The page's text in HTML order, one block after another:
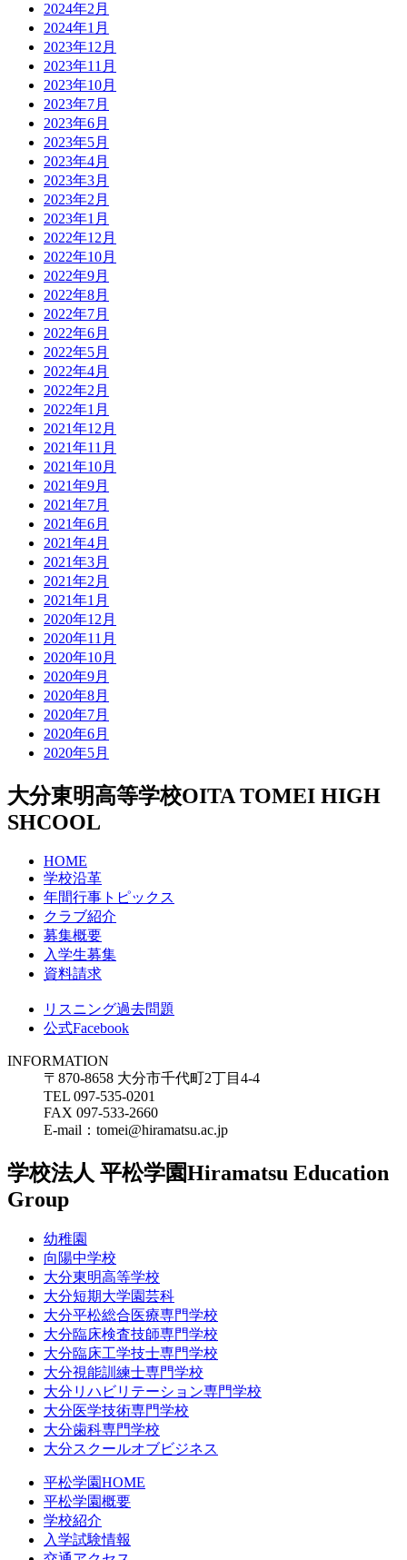
2024年2月
2024年1月
2023年12月
2023年11月
2023年10月
2023年7月
2023年6月
2023年5月
2023年4月
2023年3月
2023年2月
2023年1月
2022年12月
2022年10月
2022年9月
2022年8月
2022年7月
2022年6月
2022年5月
2022年4月
2022年2月
2022年1月
2021年12月
2021年11月
2021年10月
2021年9月
2021年7月
2021年6月
2021年4月
2021年3月
2021年2月
2021年1月
2020年12月
2020年11月
2020年10月
2020年9月
2020年8月
2020年7月
2020年6月
2020年5月
大分東明高等学校OITA TOMEI HIGH
SHCOOL
HOME
学校沿革
年間行事トピックス
クラブ紹介
募集概要
入学生募集
資料請求
リスニング過去問題
公式Facebook
INFORMATION
〒870-8658 大分市千代町2丁目4-4
TEL 097-535-0201
FAX 097-533-2660
E-mail：tomei@hiramatsu.ac.jp
学校法人 平松学園Hiramatsu Education
Group
幼稚園
向陽中学校
大分東明高等学校
大分短期大学園芸科
大分平松総合医療専門学校
大分臨床検査技師専門学校
大分臨床工学技士専門学校
大分視能訓練士専門学校
大分リハビリテーション専門学校
大分医学技術専門学校
大分歯科専門学校
大分スクールオブビジネス
平松学園HOME
平松学園概要
学校紹介
入学試験情報